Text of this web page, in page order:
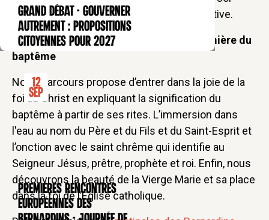
CONFÉRENCE
GRAND DÉBAT - Gouverner
autrement : propositions
citoyennes pour 2027
CONFÉRENCE
12
Sep
Premières rencontres
européennes des
même, pour accéder à notre identité définitive.
Des rencontres pour goûter la vie à la lumière du
baptême
Notre parcours propose d’entrer dans la joie de la
foi au Christ en expliquant la signification du
baptême à partir de ses rites. L’immersion dans
l'eau au nom du Père et du Fils et du Saint-Esprit et
l’onction avec le saint chrême qui identifie au
Seigneur Jésus, prêtre, prophète et roi. Enfin, nous
découvrons la beauté de la Vierge Marie et sa place
dans la foi de l’Église catholique.